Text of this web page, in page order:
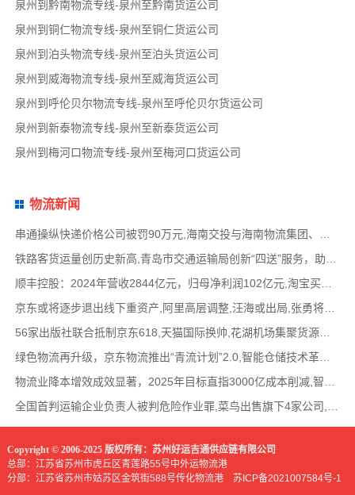
泉州到黔南物流专线-泉州至黔南货运公司
泉州到铜仁物流专线-泉州至铜仁货运公司
泉州到泊头物流专线-泉州至泊头货运公司
泉州到威海物流专线-泉州至威海货运公司
泉州到呼伦贝尔物流专线-泉州至呼伦贝尔货运公司
泉州到新泰物流专线-泉州至新泰货运公司
泉州到梅河口物流专线-泉州至梅河口货运公司
物流新闻
串通操纵快递价格公司被罚90万元,海南交投与海南物流集团、中国移动海南公司签署战略合作
铁路客货运量创历史新高,青岛市交通运输局创新“四送”服务，助力高速公路建设提质,中国物
顺丰控股：2024年营收2844亿元，归母净利润102亿元,淘宝买菜退出社区团购业务，转型做快递电
京东或将逐步退出线下重资产,阿里高层调整,汪海或出局,张勇将加盟晨壹基金担任管理合伙人
56家出版社联合抵制京东618,天猫国际换帅,花湖机场集聚货源与中通圆通洽谈合作,华为与江淮合
绿色物流再升级，京东物流推出“青流计划”2.0,智能仓储技术革新，自动化立体仓库应用范围
物流业降本增效成效显著，2025年目标直指3000亿成本削减,智慧物流引领行业变革，网络货运平
全国首判运输企业负责人被判危险作业罪,菜鸟出售旗下4家公司,MSC旗下一大型集装箱船被伊朗
Copyright © 2006-2025 版权所有：苏州好运吉通供应链有限公司
总部：江苏省苏州市虎丘区青莲路55号中外运物流港
分部：江苏省苏州市姑苏区金筑街588号传化物流港 苏ICP备2021007584号-1